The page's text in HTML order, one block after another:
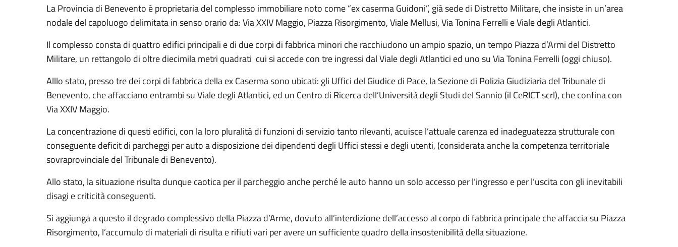
La Provincia di Benevento è proprietaria del complesso immobiliare noto come “ex caserma Guidoni”, già sede di Distretto Militare, che insiste in un’area
nodale del capoluogo delimitata in senso orario da: Via XXIV Maggio, Piazza Risorgimento, Viale Mellusi, Via Tonina Ferrelli e Viale degli Atlantici.
Il complesso consta di quattro edifici principali e di due corpi di fabbrica minori che racchiudono un ampio spazio, un tempo Piazza d’Armi del Distretto
Militare, un rettangolo di oltre diecimila metri quadrati cui si accede con tre ingressi dal Viale degli Atlantici ed uno su Via Tonina Ferrelli (oggi chiuso).
Alllo stato, presso tre dei corpi di fabbrica della ex Caserma sono ubicati: gli Uffici del Giudice di Pace, la Sezione di Polizia Giudiziaria del Tribunale di
Benevento, che affacciano entrambi su Viale degli Atlantici, ed un Centro di Ricerca dell’Università degli Studi del Sannio (il CeRICT scrl), che confina con
Via XXIV Maggio.
La concentrazione di questi edifici, con la loro pluralità di funzioni di servizio tanto rilevanti, acuisce l’attuale carenza ed inadeguatezza strutturale con
conseguente deficit di parcheggi per auto a disposizione dei dipendenti degli Uffici stessi e degli utenti, (considerata anche la competenza territoriale
sovraprovinciale del Tribunale di Benevento).
Allo stato, la situazione risulta dunque caotica per il parcheggio anche perché le auto hanno un solo accesso per l’ingresso e per l’uscita con gli inevitabili
disagi e criticità conseguenti.
Si aggiunga a questo il degrado complessivo della Piazza d’Arme, dovuto all’interdizione dell’accesso al corpo di fabbrica principale che affaccia su Piazza
Risorgimento, l’accumulo di materiali di risulta e rifiuti vari per avere un sufficiente quadro della insostenibilità della situazione.